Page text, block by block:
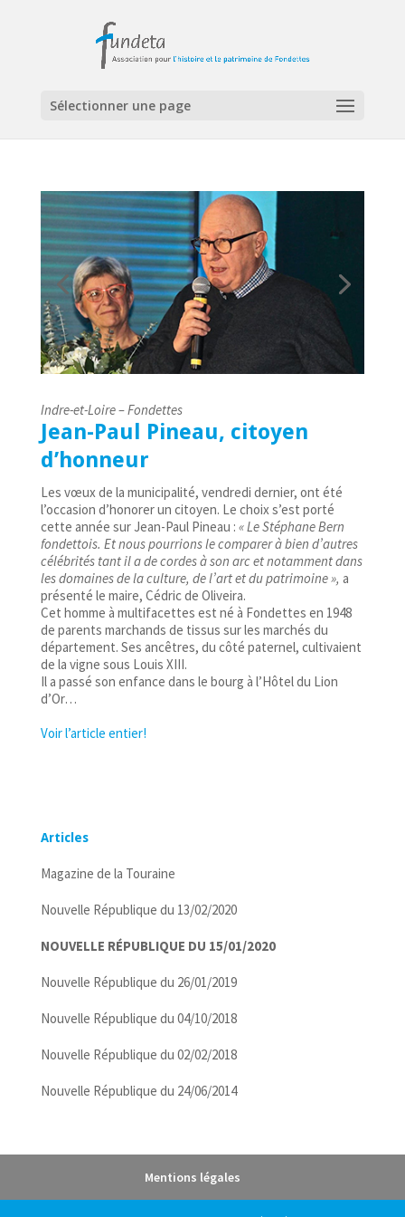
Sélectionner une page
Indre-et-Loire – Fondettes
Jean-Paul Pineau, citoyen
d’honneur
Les vœux de la municipalité, vendredi dernier, ont été
l’occasion d’honorer un citoyen. Le choix s’est porté
cette année sur Jean-Paul Pineau : « Le Stéphane Bern
fondettois. Et nous pourrions le comparer à bien d’autres
célébrités tant il a de cordes à son arc et notamment dans
les domaines de la culture, de l’art et du patrimoine », a
présenté le maire, Cédric de Oliveira.
Cet homme à multifacettes est né à Fondettes en 1948
de parents marchands de tissus sur les marchés du
département. Ses ancêtres, du côté paternel, cultivaient
de la vigne sous Louis XIII.
Il a passé son enfance dans le bourg à l’Hôtel du Lion
d’Or…
Voir l’article entier!
Articles
Magazine de la Touraine
Nouvelle République du 13/02/2020
NOUVELLE RÉPUBLIQUE DU 15/01/2020
Nouvelle République du 26/01/2019
Nouvelle République du 04/10/2018
Nouvelle République du 02/02/2018
Nouvelle République du 24/06/2014
Mentions légales